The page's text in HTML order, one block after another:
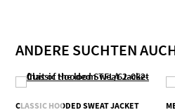
ANDERE SUCHTEN
CLASSIC HOODED SWEAT JACKET